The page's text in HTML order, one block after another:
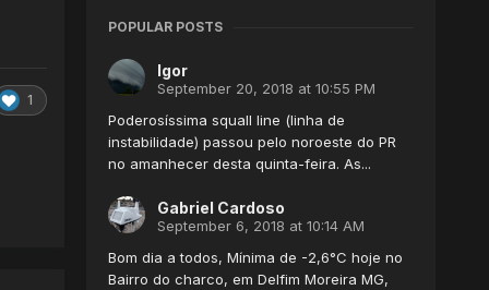
1
POPULAR POSTS
Igor
September 20, 2018 at 10:55 PM
Poderosíssima squall line (linha de
instabilidade) passou pelo noroeste do PR
no amanhecer desta quinta-feira. As...
Gabriel Cardoso
September 6, 2018 at 10:14 AM
Bom dia a todos, Mínima de -2,6°C hoje no
Bairro do charco, em Delfim Moreira MG,